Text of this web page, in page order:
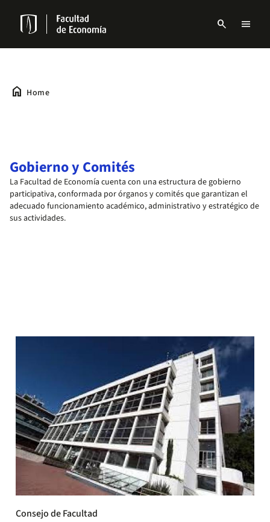
Navbar
search menu
home Home
Gobierno y Comités
La Facultad de Economía cuenta con una estructura de gobierno
participativa, conformada por órganos y comités que garantizan el
adecuado funcionamiento académico, administrativo y estratégico de
sus actividades.
Consejo de Facultad